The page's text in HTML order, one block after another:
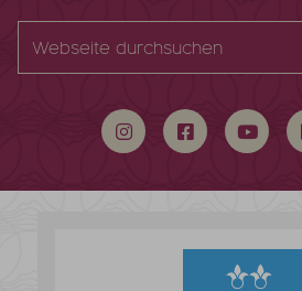
durchsuchen